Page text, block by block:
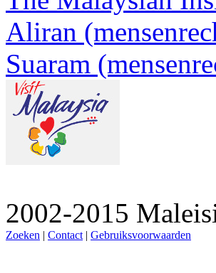
Aliran
Suaram
2002-2015
Zoeken | Contact | Gebruiksvoorwaarden